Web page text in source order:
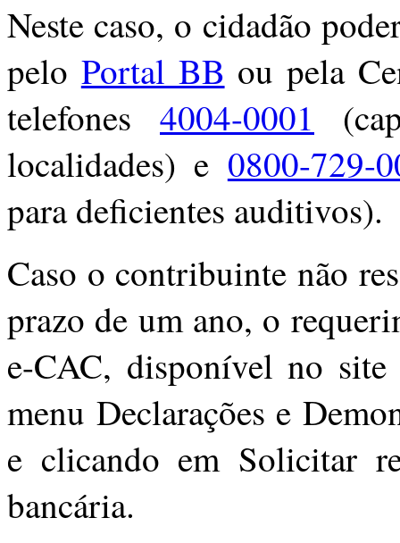
Neste caso, o cidadão
pelo Portal BB ou pela
telefones 4004-0001
localidades) e 0800-729-
para deficientes auditivos).
Caso o contribuinte não
prazo de um ano, o
e-CAC, disponível no site
menu Declarações e
e clicando em Solicitar
bancária.